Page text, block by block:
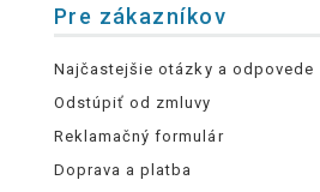
Pre zákazníkov
Najčastejšie otázky a odpovede
Odstúpiť od zmluvy
Reklamačný formulár
Doprava a platba